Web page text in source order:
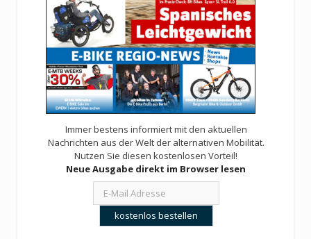
Immer bestens informiert mit den aktuellen
Nachrichten aus der Welt der alternativen Mobilität.
Nutzen Sie diesen kostenlosen Vorteil!
Neue Ausgabe direkt im Browser lesen